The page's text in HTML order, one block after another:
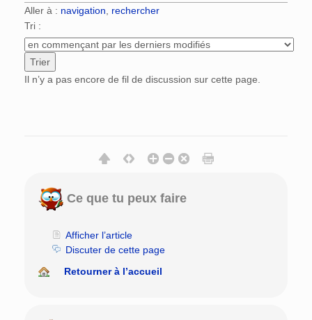
Aller à : navigation
rechercher
Tri :
Il n’y a pas encore de fil de discussion sur cette page.
Ce que tu peux faire
Afficher l’article
Discuter de cette page
Retourner à l’accueil